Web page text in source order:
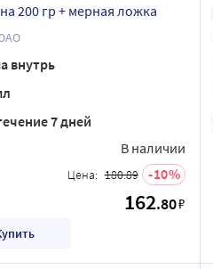
200 гр + мерная ложка
внутрь
7 дней
В наличии
Цена: 180.89 10
162.80₽